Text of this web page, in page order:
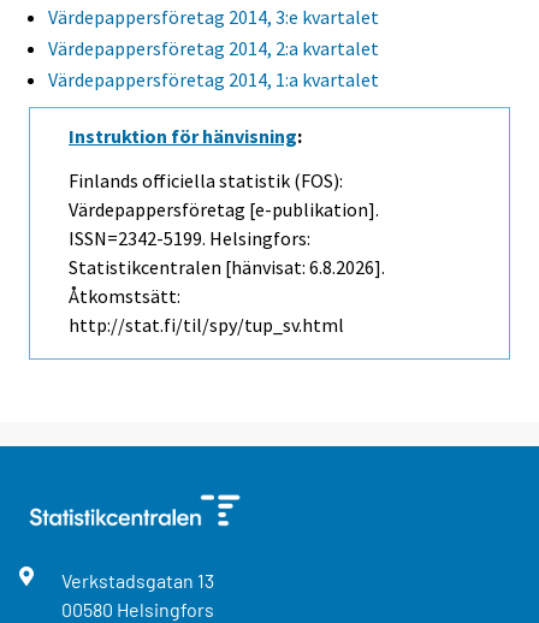
Värdepappersföretag 2014, 3:e kvartalet
Värdepappersföretag 2014, 2:a kvartalet
Värdepappersföretag 2014, 1:a kvartalet
Instruktion för hänvisning:
Finlands officiella statistik (FOS):
Värdepappersföretag [e-publikation].
ISSN=2342-5199. Helsingfors:
Statistikcentralen [hänvisat: 6.8.2026].
Åtkomstsätt:
http://stat.fi/til/spy/tup_sv.html
Verkstadsgatan 13
00580 Helsingfors